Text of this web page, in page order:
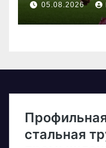
05.08.2026